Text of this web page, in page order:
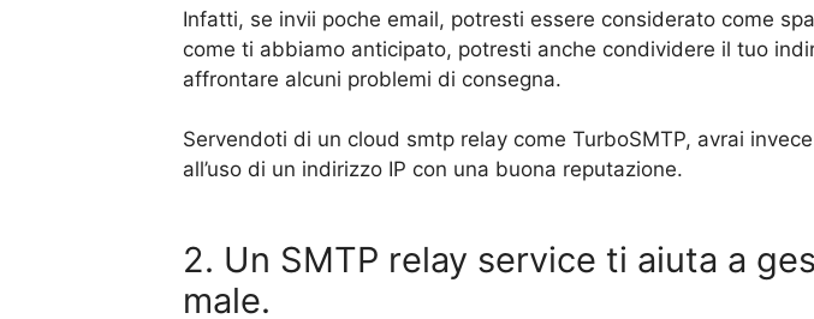
Infatti, se invii poche email, potresti essere considerato come
come ti abbiamo anticipato, potresti anche condividere il tuo
affrontare alcuni problemi di consegna.
Servendoti di un cloud smtp relay come TurboSMTP, avrai
all’uso di un indirizzo IP con una buona reputazione.
2. Un SMTP relay service ti aiuta a
male.